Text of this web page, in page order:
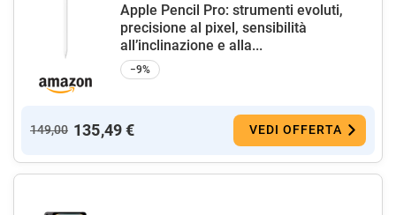
Apple Pencil Pro: strumenti evoluti,
precisione al pixel, sensibilità
all’inclinazione e alla...
−9%
149,00 135,49 € VEDI OFFERTA